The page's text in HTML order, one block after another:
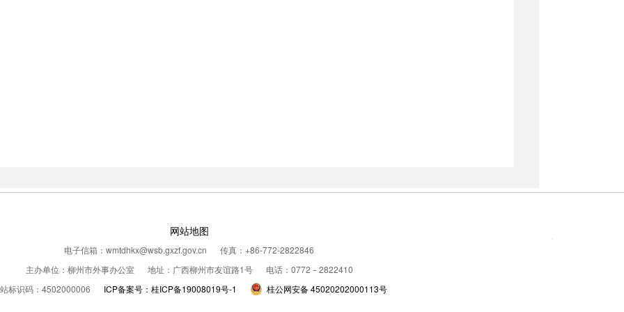
网站地图
电子信箱：wmtdhkx@wsb.gxzf.gov.cn
传真：+86-772-2822846
主办单位：柳州市外事办公室
地址：广西柳州市友谊路1号
电话：0772－2822410
标识码：4502000006
ICP备案号：桂ICP备19008019号-1 桂公网安备 45020202000113号